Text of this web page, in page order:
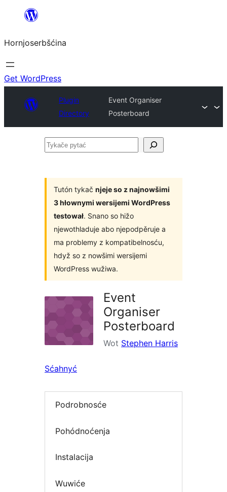
wobsahej
Hornjoserbšćina
Get WordPress
Plugin
Directory
Event Organiser
Posterboard
Tykače
Tutón tykač njeje so z najnowšimi
3 hłownymi wersijemi WordPress
testował. Snano so hižo
njewothladuje abo njepodpěruje a
ma problemy z kompatibelnosću,
hdyž so z nowšimi wersijemi
WordPress wužiwa.
Event
Organiser
Posterboard
Wot Stephen Harris
Sćahnyć
Podrobnosće
Pohódnoćenja
Instalacija
Wuwiće